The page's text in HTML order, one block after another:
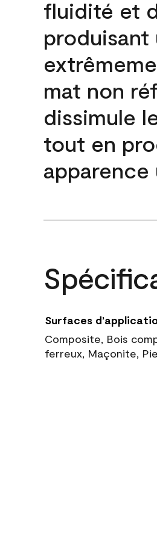
fluidité et
mat non
dissimule
tout en
apparence
Surfaces
Composite, Bois
ferreux, Maçonite,